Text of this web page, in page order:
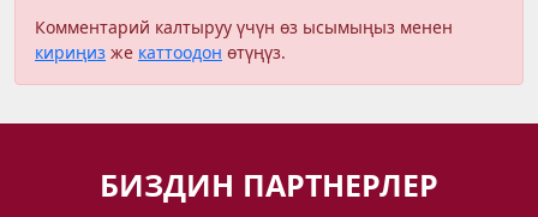
Комментарий калтыруу үчүн өз ысымыңыз менен
кириңиз же каттоодон өтүңүз.
БИЗДИН ПАРТНЕРЛЕР